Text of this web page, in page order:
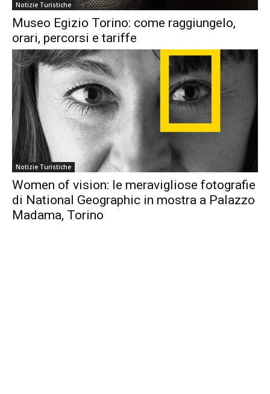
Notizie Turistiche
Museo Egizio Torino: come raggiungelo,
orari, percorsi e tariffe
Notizie Turistiche
Women of vision: le meravigliose fotografie
di National Geographic in mostra a Palazzo
Madama, Torino